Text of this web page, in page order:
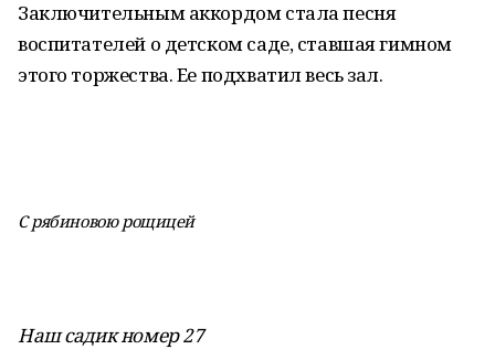
Заключительным аккордом стала песня
воспитателей о детском саде, ставшая гимном
этого торжества. Ее подхватил весь зал.
С рябиновою рощицей
Наш садик номер 27